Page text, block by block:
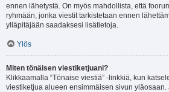
ennen lähetystä. On myös mahdollista, että
ryhmään, jonka viestit tarkistetaan ennen
ylläpitäjään saadaksesi lisätietoja.
Ylös
Miten tönäisen viestiketjuani?
Klikkaamalla “Tönaise viestiä” -linkkiä, kun
viestiketjua alueen ensimmäisen sivun yläosaan.